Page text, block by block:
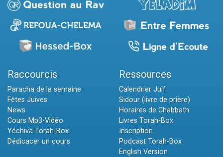
Raccourcis
Paracha de la semaine
Fêtes Juives
News
Cours Mp3-Vidéo
Yéchiva Torah-Box
Dédicacer un cours
Ressources
Calendrier Juif
Sidour (livre de prière)
Horaires de Chabbath
Livres Torah-Box
Inscription
Podcast Torah-Box
English Version